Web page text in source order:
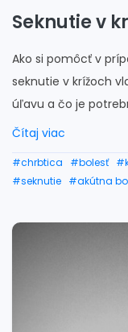
Seknutie v
Ako si pomôcť v
seknutie v krížoch
úľavu a čo je
Čítaj viac
#chrbtica #bolesť
#seknutie #akútna